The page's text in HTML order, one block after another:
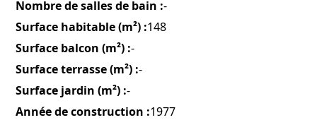
Nombre de salles de bain :-
Surface habitable (m²) :148
Surface balcon (m²) :-
Surface terrasse (m²) :-
Surface jardin (m²) :-
Année de construction :1977